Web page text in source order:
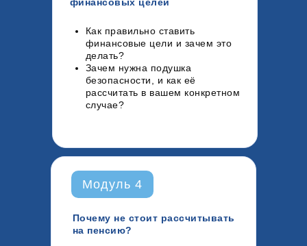
Почему не стоит рассчитывать
на пенсию?
Модуль 4
Как правильно ставить
финансовые цели и зачем это
делать?
Зачем нужна подушка
безопасности, и как её
рассчитать в вашем конкретном
случае?